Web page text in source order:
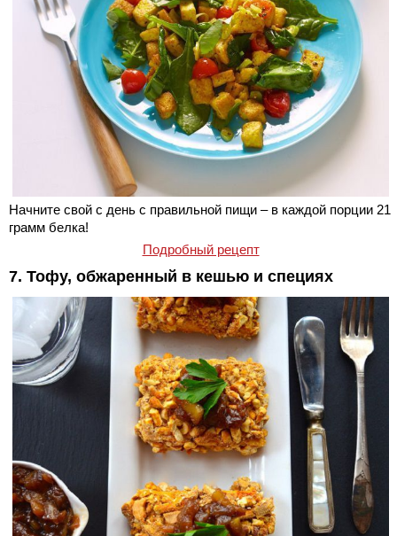
Начните свой с день с правильной пищи – в каждой порции 21
грамм белка!
Подробный рецепт
7. Тофу, обжаренный в кешью и специях